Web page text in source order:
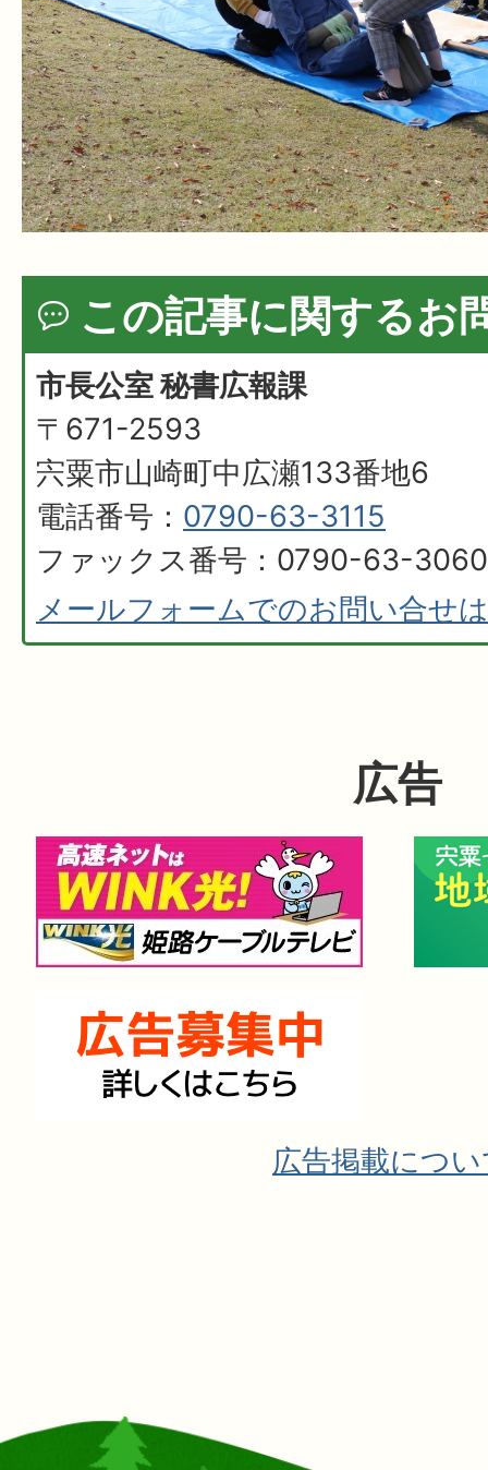
この記事に関するお
市長公室 秘書広報課
〒671-2593
宍粟市山崎町中広瀬133番地6
電話番号： 0790-63-3115
ファックス番号：0790-63-3060
メールフォームでのお問い合せ
広告
広告掲載につ